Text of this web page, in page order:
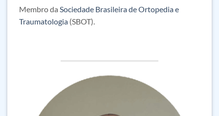
Membro da Sociedade Brasileira de Ortopedia e
Traumatologia (SBOT).